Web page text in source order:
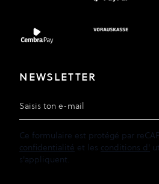
NEWSLETTER
Adresse e-mail
Ce formulaire est protégé par
confidentialité et les conditions d'
s'appliquent.